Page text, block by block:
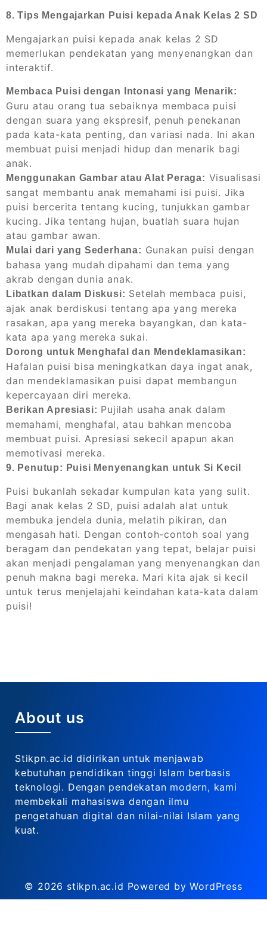
8. Tips Mengajarkan Puisi kepada Anak Kelas 2 SD
Mengajarkan puisi kepada anak kelas 2 SD
memerlukan pendekatan yang menyenangkan dan
interaktif.
Membaca Puisi dengan Intonasi yang Menarik:
Guru atau orang tua sebaiknya membaca puisi
dengan suara yang ekspresif, penuh penekanan
pada kata-kata penting, dan variasi nada. Ini akan
membuat puisi menjadi hidup dan menarik bagi
anak.
Menggunakan Gambar atau Alat Peraga: Visualisasi
sangat membantu anak memahami isi puisi. Jika
puisi bercerita tentang kucing, tunjukkan gambar
kucing. Jika tentang hujan, buatlah suara hujan
atau gambar awan.
Mulai dari yang Sederhana: Gunakan puisi dengan
bahasa yang mudah dipahami dan tema yang
akrab dengan dunia anak.
Libatkan dalam Diskusi: Setelah membaca puisi,
ajak anak berdiskusi tentang apa yang mereka
rasakan, apa yang mereka bayangkan, dan kata-
kata apa yang mereka sukai.
Dorong untuk Menghafal dan Mendeklamasikan:
Hafalan puisi bisa meningkatkan daya ingat anak,
dan mendeklamasikan puisi dapat membangun
kepercayaan diri mereka.
Berikan Apresiasi: Pujilah usaha anak dalam
memahami, menghafal, atau bahkan mencoba
membuat puisi. Apresiasi sekecil apapun akan
memotivasi mereka.
9. Penutup: Puisi Menyenangkan untuk Si Kecil
Puisi bukanlah sekadar kumpulan kata yang sulit.
Bagi anak kelas 2 SD, puisi adalah alat untuk
membuka jendela dunia, melatih pikiran, dan
mengasah hati. Dengan contoh-contoh soal yang
beragam dan pendekatan yang tepat, belajar puisi
akan menjadi pengalaman yang menyenangkan dan
penuh makna bagi mereka. Mari kita ajak si kecil
untuk terus menjelajahi keindahan kata-kata dalam
puisi!
About us
Stikpn.ac.id didirikan untuk menjawab
kebutuhan pendidikan tinggi Islam berbasis
teknologi. Dengan pendekatan modern, kami
membekali mahasiswa dengan ilmu
pengetahuan digital dan nilai-nilai Islam yang
kuat.
© 2026 stikpn.ac.id Powered by WordPress